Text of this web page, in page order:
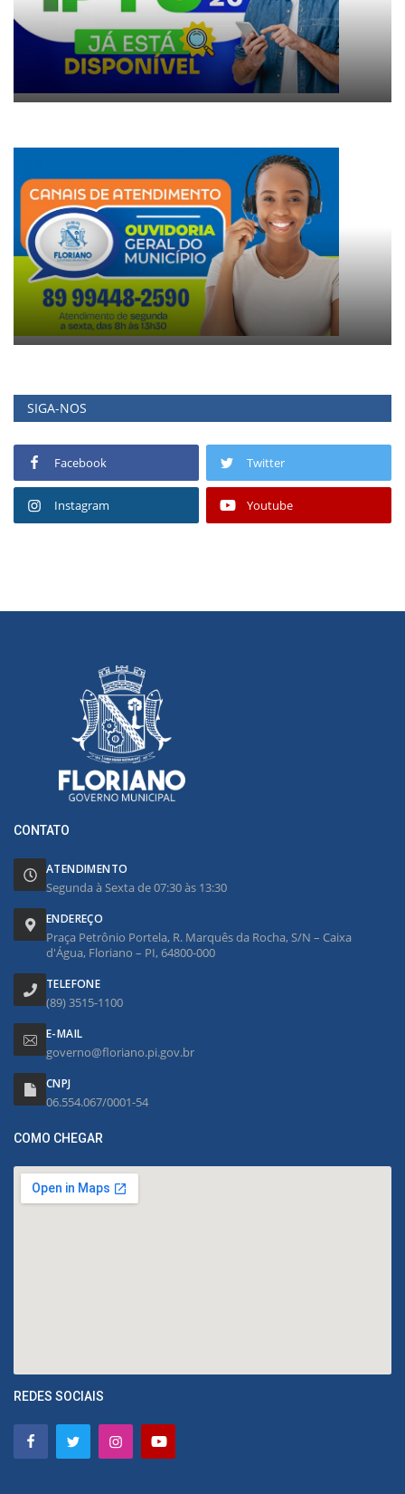
SIGA-NOS
Facebook Twitter
Instagram Youtube
CONTATO
ATENDIMENTO
Segunda à Sexta de 07:30 às 13:30
ENDEREÇO
Praça Petrônio Portela, R. Marquês da Rocha, S/N – Caixa
d'Água, Floriano – PI, 64800-000
TELEFONE
(89) 3515-1100
E-MAIL
governo@floriano.pi.gov.br
CNPJ
06.554.067/0001-54
COMO CHEGAR
REDES SOCIAIS